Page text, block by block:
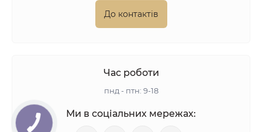
До контактів
Час роботи
пнд - птн: 9-18
Ми в соціальних мережах: